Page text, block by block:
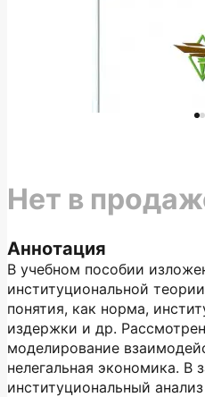
Аннотация
В учебном пособии
институциональной
понятия, как норма,
издержки и др.
моделирование
нелегальная экономика. В
институциональный
Нет в